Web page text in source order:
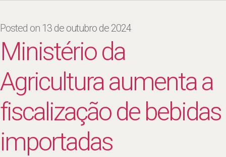
Posted on 13 de outubro de 2024
Ministério da
Agricultura aumenta a
fiscalização de bebidas
importadas